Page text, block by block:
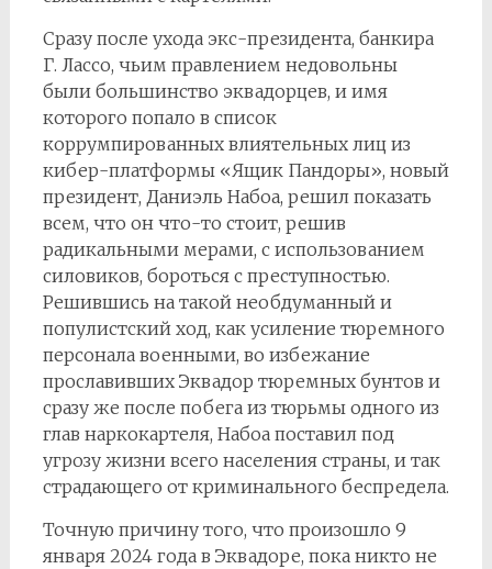
Сразу после ухода экс-президента, банкира
Г. Лассо, чьим правлением недовольны
были большинство эквадорцев, и имя
которого попало в список
коррумпированных влиятельных лиц из
кибер-платформы «Ящик Пандоры», новый
президент, Даниэль Набоа, решил показать
всем, что он что-то стоит, решив
радикальными мерами, с использованием
силовиков, бороться с преступностью.
Решившись на такой необдуманный и
популистский ход, как усиление тюремного
персонала военными, во избежание
прославивших Эквадор тюремных бунтов и
сразу же после побега из тюрьмы одного из
глав наркокартеля, Набоа поставил под
угрозу жизни всего населения страны, и так
страдающего от криминального беспредела.
Точную причину того, что произошло 9
января 2024 года в Эквадоре, пока никто не